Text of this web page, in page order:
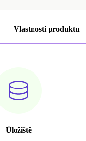
Vlastnosti produktu
Úložiště